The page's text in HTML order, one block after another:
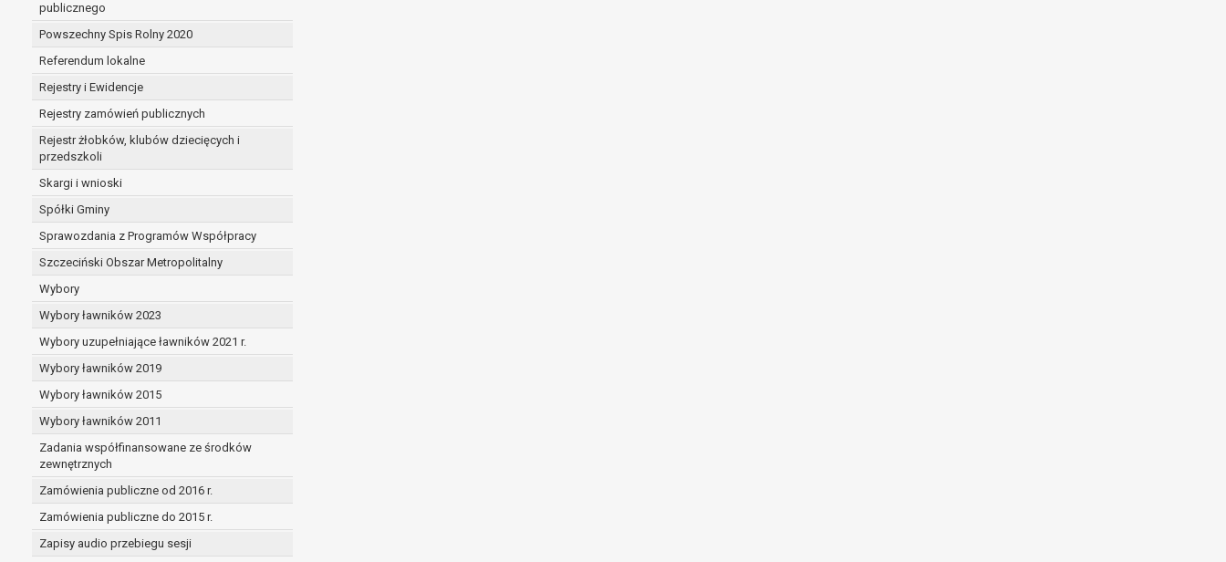
publicznego
Powszechny Spis Rolny 2020
Referendum lokalne
Rejestry i Ewidencje
Rejestry zamówień publicznych
Rejestr żłobków, klubów dziecięcych i
przedszkoli
Skargi i wnioski
Spółki Gminy
Sprawozdania z Programów Współpracy
Szczeciński Obszar Metropolitalny
Wybory
Wybory ławników 2023
Wybory uzupełniające ławników 2021 r.
Wybory ławników 2019
Wybory ławników 2015
Wybory ławników 2011
Zadania współfinansowane ze środków
zewnętrznych
Zamówienia publiczne od 2016 r.
Zamówienia publiczne do 2015 r.
Zapisy audio przebiegu sesji